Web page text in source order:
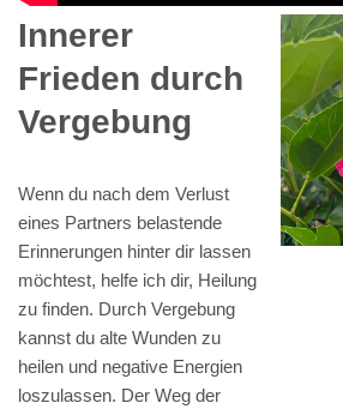
Innerer
Frieden durch
Vergebung
Wenn du nach dem Verlust
eines Partners belastende
Erinnerungen hinter dir lassen
möchtest, helfe ich dir, Heilung
zu finden. Durch Vergebung
kannst du alte Wunden zu
heilen und negative Energien
loszulassen. Der Weg der